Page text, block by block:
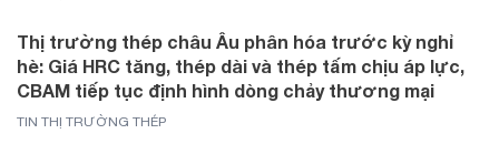
Thị trường thép châu Âu phân hóa trước kỳ nghỉ
hè: Giá HRC tăng, thép dài và thép tấm chịu áp lực,
CBAM tiếp tục định hình dòng chảy thương mại
TIN THỊ TRƯỜNG THÉP